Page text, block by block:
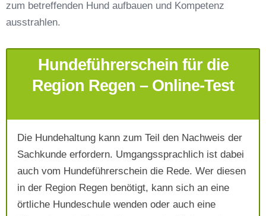
Telefonnummer*
Mit Absenden der Daten akzeptiere ich die
AGB`s.
Absenden
zum betreffenden Hund aufbauen und Kompetenz
ausstrahlen.
Hundeführerschein für die
Region Regen – Online-Test
Die Hundehaltung kann zum Teil den Nachweis der
Sachkunde erfordern. Umgangssprachlich ist dabei
auch vom Hundeführerschein die Rede. Wer diesen
in der Region Regen benötigt, kann sich an eine
örtliche Hundeschule wenden oder auch eine